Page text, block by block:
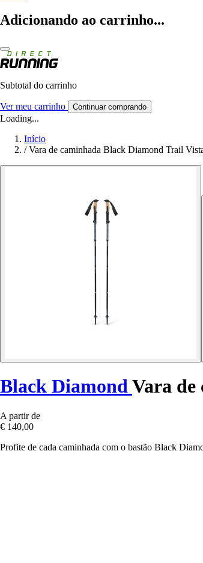
Adicionando ao carrinho...
Subtotal do carrinho
Ver meu carrinho Continuar comprando
Loading...
Início
/ Vara de caminhada Black Diamond Trail
Black DiamondVara
A partir de
€ 140,00
Profite de cada caminhada com o bastão Black